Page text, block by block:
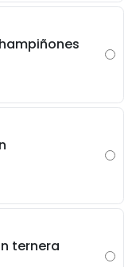
ternera